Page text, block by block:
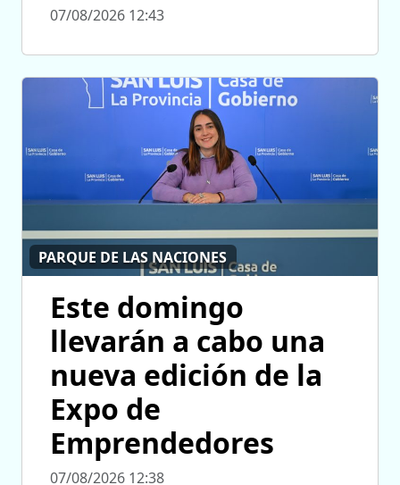
07/08/2026 12:43
PARQUE DE LAS NACIONES
Este domingo
llevarán a cabo una
nueva edición de la
Expo de
Emprendedores
07/08/2026 12:38